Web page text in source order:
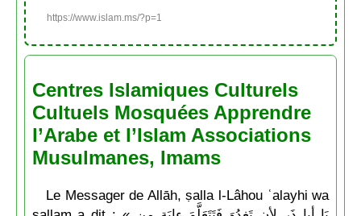
https://www.islam.ms/?p=1
Centres Islamiques Culturels
Cultuels Mosquées Apprendre
l’Arabe et l’Islam Associations
Musulmanes, Imams
Le Messager de Allāh, ṣalla l-Lâhou ʿalayhi wa